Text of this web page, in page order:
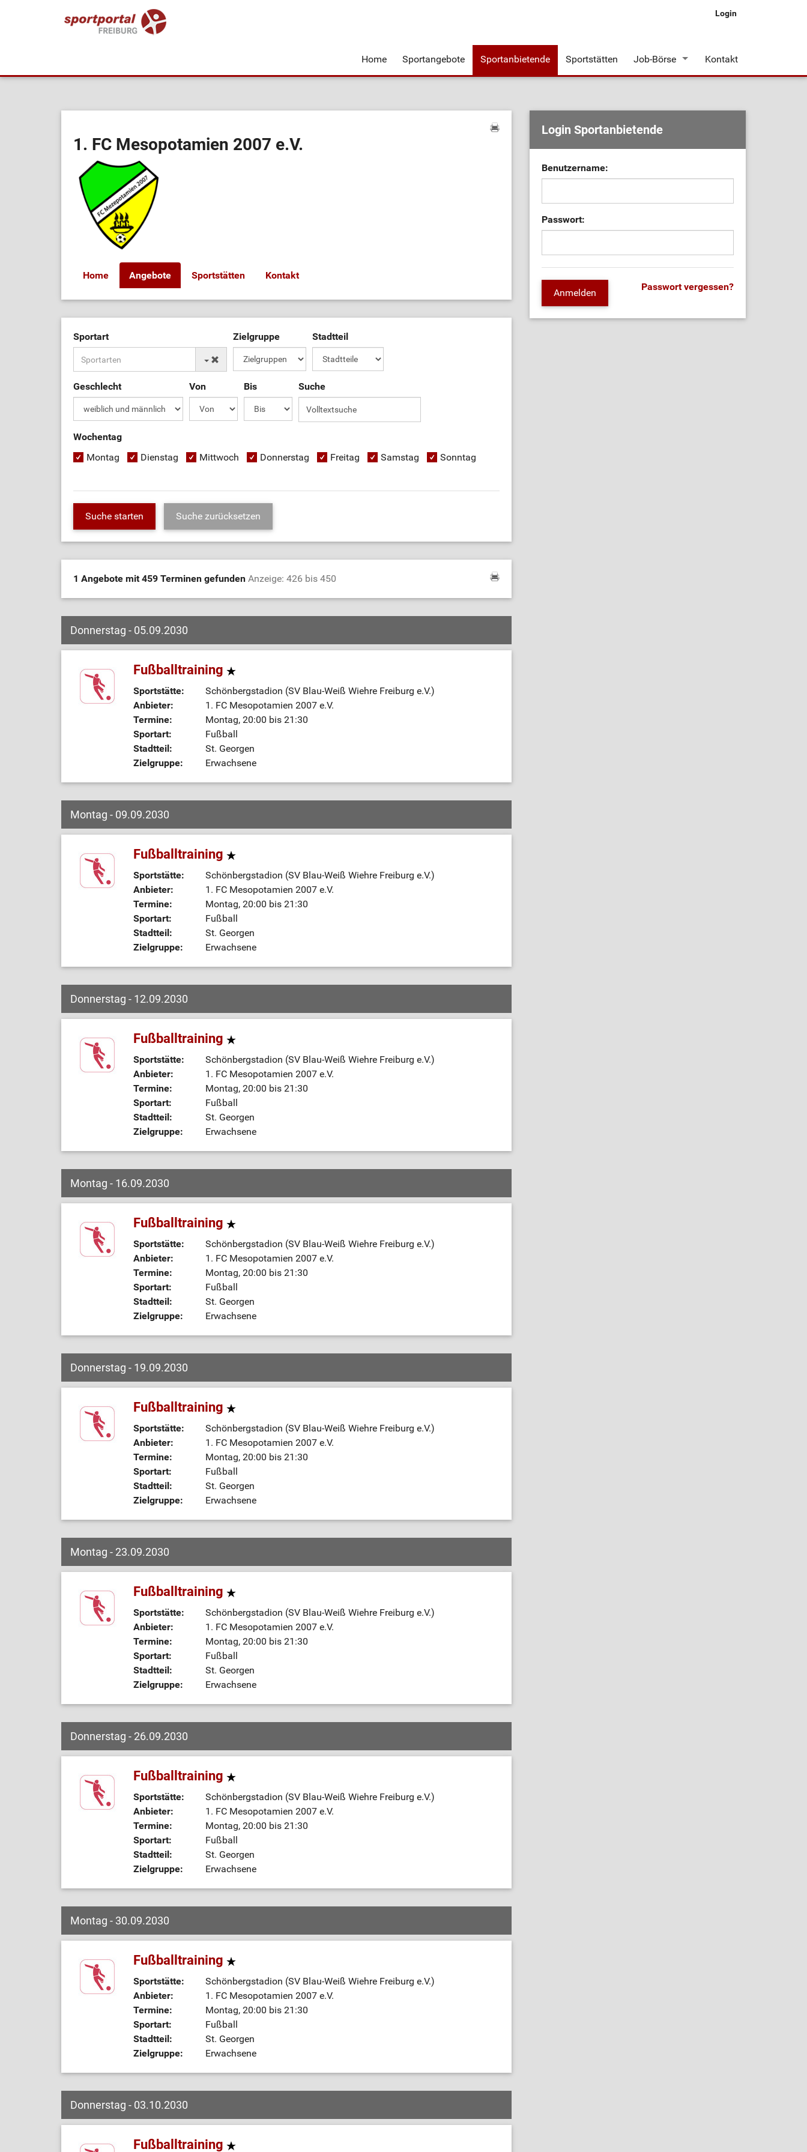
Login
Home Sportangebote Sportanbietende Sportstätten Job-Börse Kontakt
1. FC Mesopotamien 2007 e.V.
Home Angebote Sportstätten Kontakt
Sportart Zielgruppe Stadtteil
Geschlecht Von Bis Suche
Wochentag
Montag
Dienstag Mittwoch Donnerstag Freitag Samstag Sonntag
1 Angebote mit 459 Terminen gefunden Anzeige: 426 bis 450
Donnerstag - 05.09.2030
Fußballtraining
Sportstätte:
Schönbergstadion (SV Blau-Weiß Wiehre Freiburg e.V.)
Anbieter:
1. FC Mesopotamien 2007 e.V.
Termine:
Montag, 20:00 bis 21:30
Sportart:
Fußball
Stadtteil:
St. Georgen
Zielgruppe:
Erwachsene
Montag - 09.09.2030
Fußballtraining
Sportstätte:
Schönbergstadion (SV Blau-Weiß Wiehre Freiburg e.V.)
Anbieter:
1. FC Mesopotamien 2007 e.V.
Termine:
Montag, 20:00 bis 21:30
Sportart:
Fußball
Stadtteil:
St. Georgen
Zielgruppe:
Erwachsene
Donnerstag - 12.09.2030
Fußballtraining
Sportstätte:
Schönbergstadion (SV Blau-Weiß Wiehre Freiburg e.V.)
Anbieter:
1. FC Mesopotamien 2007 e.V.
Termine:
Montag, 20:00 bis 21:30
Sportart:
Fußball
Stadtteil:
St. Georgen
Zielgruppe:
Erwachsene
Montag - 16.09.2030
Fußballtraining
Sportstätte:
Schönbergstadion (SV Blau-Weiß Wiehre Freiburg e.V.)
Anbieter:
1. FC Mesopotamien 2007 e.V.
Termine:
Montag, 20:00 bis 21:30
Sportart:
Fußball
Stadtteil:
St. Georgen
Zielgruppe:
Erwachsene
Donnerstag - 19.09.2030
Fußballtraining
Sportstätte:
Schönbergstadion (SV Blau-Weiß Wiehre Freiburg e.V.)
Anbieter:
1. FC Mesopotamien 2007 e.V.
Termine:
Montag, 20:00 bis 21:30
Sportart:
Fußball
Stadtteil:
St. Georgen
Zielgruppe:
Erwachsene
Montag - 23.09.2030
Fußballtraining
Sportstätte:
Schönbergstadion (SV Blau-Weiß Wiehre Freiburg e.V.)
Anbieter:
1. FC Mesopotamien 2007 e.V.
Termine:
Montag, 20:00 bis 21:30
Sportart:
Fußball
Stadtteil:
St. Georgen
Zielgruppe:
Erwachsene
Donnerstag - 26.09.2030
Fußballtraining
Sportstätte:
Schönbergstadion (SV Blau-Weiß Wiehre Freiburg e.V.)
Anbieter:
1. FC Mesopotamien 2007 e.V.
Termine:
Montag, 20:00 bis 21:30
Sportart:
Fußball
Stadtteil:
St. Georgen
Zielgruppe:
Erwachsene
Montag - 30.09.2030
Fußballtraining
Sportstätte:
Schönbergstadion (SV Blau-Weiß Wiehre Freiburg e.V.)
Anbieter:
1. FC Mesopotamien 2007 e.V.
Termine:
Montag, 20:00 bis 21:30
Sportart:
Fußball
Stadtteil:
St. Georgen
Zielgruppe:
Erwachsene
Donnerstag - 03.10.2030
Fußballtraining
Login Sportanbietende
Benutzername:
Passwort:
Passwort vergessen?